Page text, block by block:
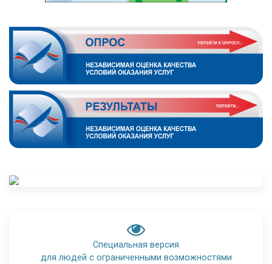
Специальная версия
для людей с ограниченными возможностями